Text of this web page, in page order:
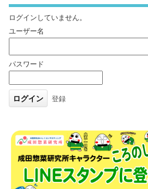
ログインしていません。
ユーザー名
パスワード
登録